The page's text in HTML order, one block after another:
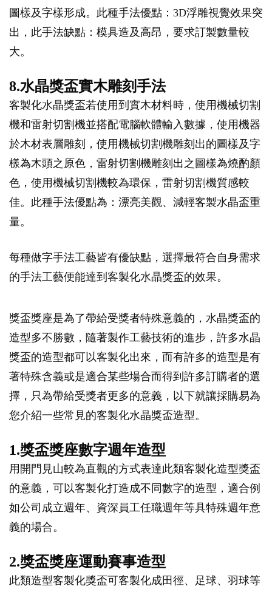
圖樣及字樣形成。此種手法優點：3D浮雕視覺效果突
出，此手法缺點：模具造及高昂，要求訂製數量較
大。
8.水晶獎盃實木雕刻手法
客製化水晶獎盃若使用到實木材料時，使用機械切割
機和雷射切割機並搭配電腦軟體輸入數據，使用機器
於木材表層雕刻，使用機械切割機雕刻出的圖樣及字
樣為木頭之原色，雷射切割機雕刻出之圖樣為燒酌顏
色，使用機械切割機較為環保，雷射切割機質感較
佳。此種手法優點為：漂亮美觀、減輕客製水晶盃重
量。
每種做字手法工藝皆有優缺點，選擇最符合自身需求
的手法工藝便能達到客製化水晶獎盃的效果。
獎盃獎座是為了帶給受獎者特殊意義的，水晶獎盃的
造型多不勝數，隨著製作工藝技術的進步，許多水晶
獎盃的造型都可以客製化出來，而有許多的造型是有
著特殊含義或是適合某些場合而得到許多訂購者的選
擇，只為帶給受獎者更多的意義，以下就讓採購易為
您介紹一些常見的客製化水晶獎盃造型。
1.獎盃獎座數字週年造型
用開門見山較為直觀的方式表達此類客製化造型獎盃
的意義，可以客製化打造成不同數字的造型，適合例
如公司成立週年、資深員工任職週年等具特殊週年意
義的場合。
2.獎盃獎座運動賽事造型
此類造型客製化獎盃可客製化成田徑、足球、羽球等